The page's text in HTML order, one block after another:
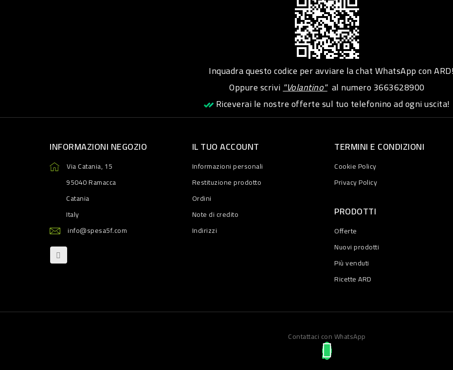
Inquadra questo codice per avviare la chat WhatsApp con ARD!
Oppure scrivi"Volantino"al numero3663628900
Riceverai le nostre offerte sul tuo telefonino ad ogni uscita!
INFORMAZIONI NEGOZIO
Via Catania, 15
95040 Ramacca
Catania
Italy
info@spesa5f.com
IL TUO ACCOUNT
Informazioni personali
Restituzione prodotto
Ordini
Note di credito
Indirizzi
TERMINI E CONDIZIONI
Cookie Policy
Privacy Policy
PRODOTTI
Offerte
Nuovi prodotti
Più venduti
Ricette ARD
Contattaci con WhatsApp